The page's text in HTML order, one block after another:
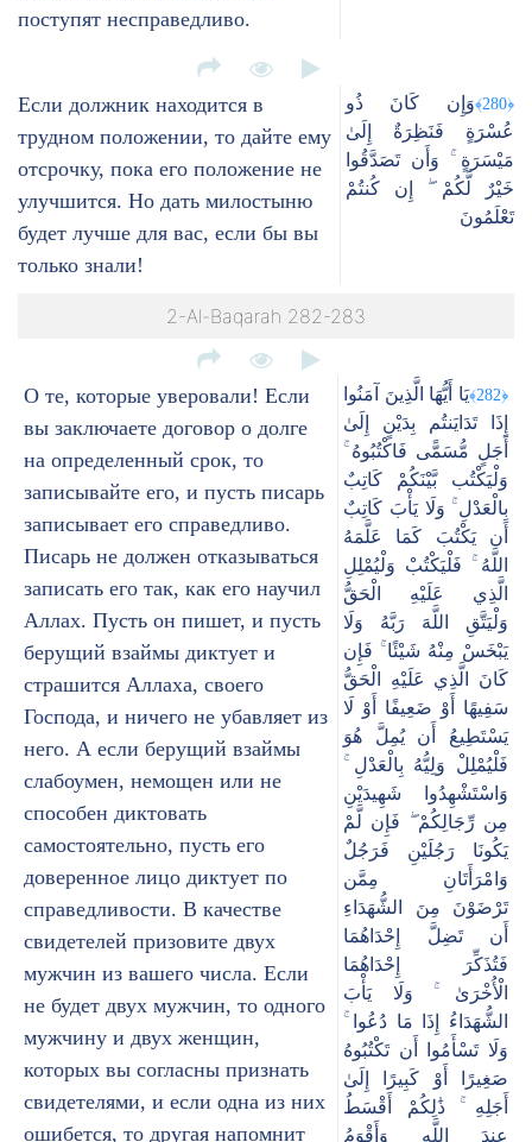
поступят несправедливо.
Если должник находится в
трудном положении, то дайте ему
отсрочку, пока его положение не
улучшится. Но дать милостыню
будет лучше для вас, если бы вы
только знали!
﴿280﴾
وَإِن كَانَ ذُو
عُسْرَةٍ فَنَظِرَةٌ إِلَىٰ
مَيْسَرَةٍ ۚ وَأَن تَصَدَّقُوا
خَيْرٌ لَّكُمْ ۖ إِن كُنتُمْ
تَعْلَمُونَ
2-Al-Baqarah 282-283
О те, которые уверовали! Если
вы заключаете договор о долге
на определенный срок, то
записывайте его, и пусть писарь
записывает его справедливо.
Писарь не должен отказываться
записать его так, как его научил
Аллах. Пусть он пишет, и пусть
берущий взаймы диктует и
страшится Аллаха, своего
Господа, и ничего не убавляет из
него. А если берущий взаймы
слабоумен, немощен или не
способен диктовать
самостоятельно, пусть его
доверенное лицо диктует по
справедливости. В качестве
свидетелей призовите двух
мужчин из вашего числа. Если
не будет двух мужчин, то одного
мужчину и двух женщин,
которых вы согласны признать
свидетелями, и если одна из них
ошибется, то другая напомнит
﴿282﴾
يَا أَيُّهَا الَّذِينَ آمَنُوا
إِذَا تَدَايَنتُم بِدَيْنٍ إِلَىٰ
أَجَلٍ مُّسَمًّى فَاكْتُبُوهُ ۚ
وَلْيَكْتُب بَّيْنَكُمْ كَاتِبٌ
بِالْعَدْلِ ۚ وَلَا يَأْبَ كَاتِبٌ
أَن يَكْتُبَ كَمَا عَلَّمَهُ
اللَّهُ ۚ فَلْيَكْتُبْ وَلْيُمْلِلِ
الَّذِي عَلَيْهِ الْحَقُّ
وَلْيَتَّقِ اللَّهَ رَبَّهُ وَلَا
يَبْخَسْ مِنْهُ شَيْئًا ۚ فَإِن
كَانَ الَّذِي عَلَيْهِ الْحَقُّ
سَفِيهًا أَوْ ضَعِيفًا أَوْ لَا
يَسْتَطِيعُ أَن يُمِلَّ هُوَ
فَلْيُمْلِلْ وَلِيُّهُ بِالْعَدْلِ ۚ
وَاسْتَشْهِدُوا شَهِيدَيْنِ
مِن رِّجَالِكُمْ ۖ فَإِن لَّمْ
يَكُونَا رَجُلَيْنِ فَرَجُلٌ
وَامْرَأَتَانِ مِمَّن
تَرْضَوْنَ مِنَ الشُّهَدَاءِ
أَن تَضِلَّ إِحْدَاهُمَا
فَتُذَكِّرَ إِحْدَاهُمَا
الْأُخْرَىٰ ۚ وَلَا يَأْبَ
الشُّهَدَاءُ إِذَا مَا دُعُوا ۚ
وَلَا تَسْأَمُوا أَن تَكْتُبُوهُ
صَغِيرًا أَوْ كَبِيرًا إِلَىٰ
أَجَلِهِ ۚ ذَٰلِكُمْ أَقْسَطُ
عِندَ اللَّهِ وَأَقْوَمُ